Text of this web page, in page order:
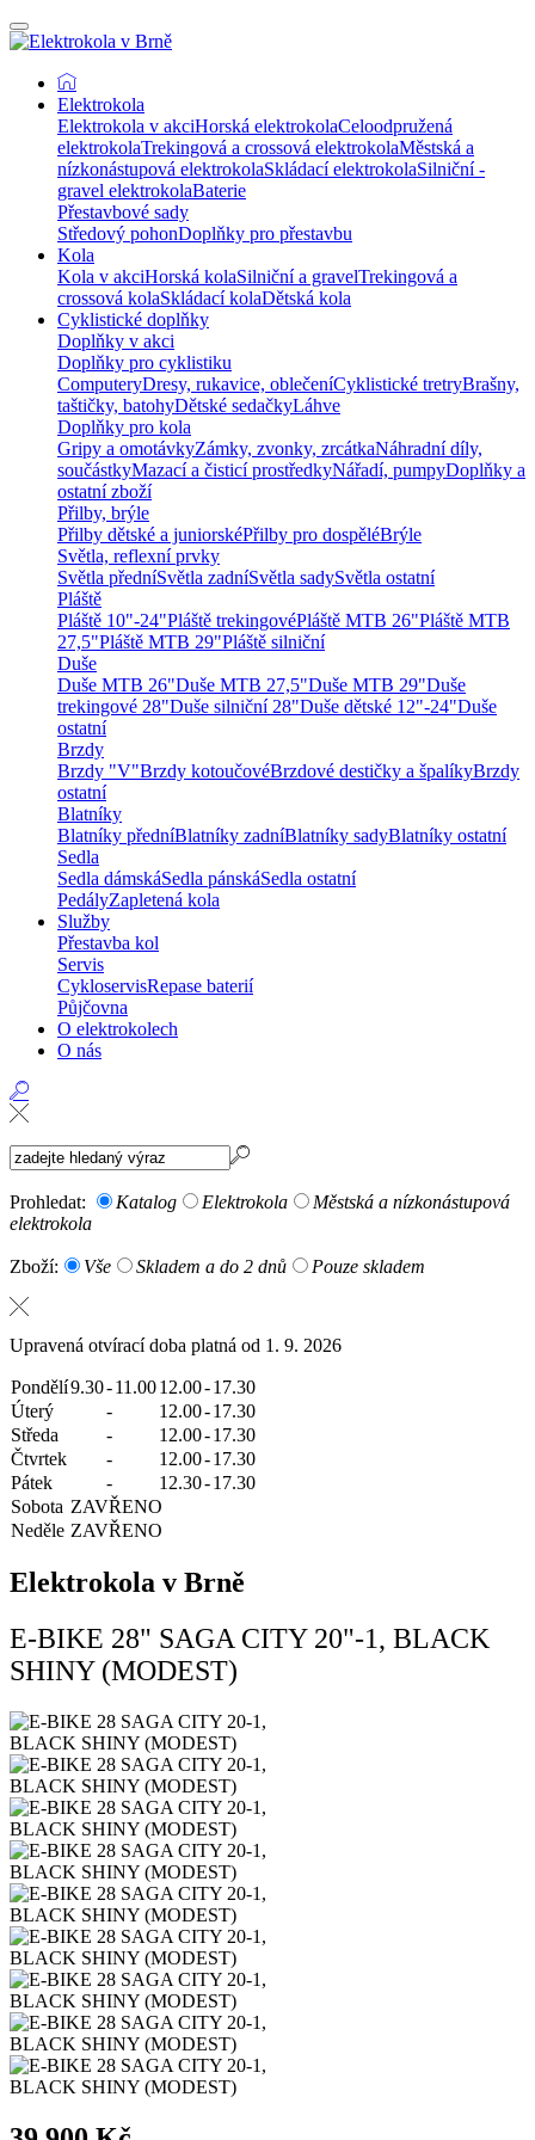
Elektrokola
Elektrokola v akciHorská elektrokolaCeloodpružená
elektrokolaTrekingová a crossová elektrokolaMěstská a
nízkonástupová elektrokolaSkládací elektrokolaSilniční -
gravel elektrokolaBaterie
Přestavbové sady
Středový pohonDoplňky pro přestavbu
Kola
Kola v akciHorská kolaSilniční a gravelTrekingová a
crossová kolaSkládací kolaDětská kola
Cyklistické doplňky
Doplňky v akci
Doplňky pro cyklistiku
ComputeryDresy, rukavice, oblečeníCyklistické tretryBrašny,
taštičky, batohyDětské sedačkyLáhve
Doplňky pro kola
Gripy a omotávkyZámky, zvonky, zrcátkaNáhradní díly,
součástkyMazací a čisticí prostředkyNářadí, pumpyDoplňky a
ostatní zboží
Přilby, brýle
Přilby dětské a juniorskéPřilby pro dospěléBrýle
Světla, reflexní prvky
Světla předníSvětla zadníSvětla sadySvětla ostatní
Pláště
Pláště 10"-24"Pláště trekingovéPláště MTB 26"Pláště MTB
27,5"Pláště MTB 29"Pláště silniční
Duše
Duše MTB 26"Duše MTB 27,5"Duše MTB 29"Duše
trekingové 28"Duše silniční 28"Duše dětské 12"-24"Duše
ostatní
Brzdy
Brzdy "V"Brzdy kotoučovéBrzdové destičky a špalíkyBrzdy
ostatní
Blatníky
Blatníky předníBlatníky zadníBlatníky sadyBlatníky ostatní
Sedla
Sedla dámskáSedla pánskáSedla ostatní
PedályZapletená kola
Služby
Přestavba kol
Servis
CykloservisRepase baterií
Půjčovna
O elektrokolech
O nás
Prohledat: Katalog Elektrokola
Městská a nízkonástupová
elektrokola
Zboží: Vše Skladem a do 2 dnů Pouze skladem
Upravená otvírací doba platná od 1. 9. 2026
Pondělí9.30-11.0012.00-17.30
Úterý
- 12.00-17.30
Středa
- 12.00-17.30
Čtvrtek
- 12.00-17.30
Pátek
- 12.30-17.30
Sobota ZAVŘENO
Neděle ZAVŘENO
Elektrokola v Brně
E-BIKE 28" SAGA CITY 20"-1, BLACK
SHINY (MODEST)